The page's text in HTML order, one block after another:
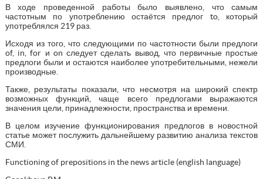
В ходе проведенной работы было выявлено, что самым
частотным по употреблению остаётся предлог to, который
употреблялся 219 раз.
Исходя из того, что следующими по частотности были предлоги
of, in, for и on следует сделать вывод, что первичные простые
предлоги были и остаются наиболее употребительными, нежели
производные.
Также, результаты показали, что несмотря на широкий спектр
возможных функций, чаще всего предлогами выражаются
значения цели, принадлежности, пространства и времени.
В целом изучение функционирования предлогов в новостной
статье может послужить дальнейшему развитию анализа текстов
СМИ.
Functioning of prepositions in the news article (english language)